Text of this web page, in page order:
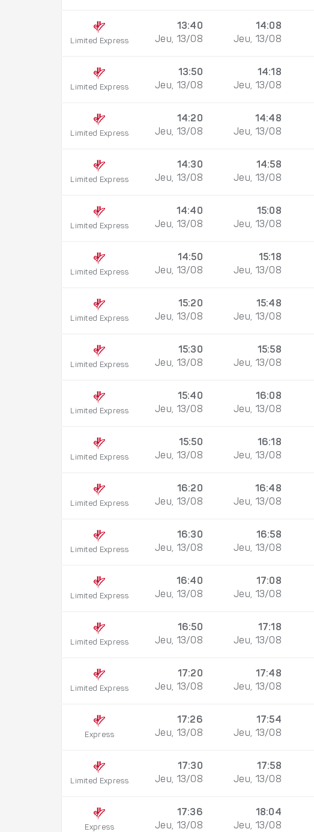
Limited Express
13:40
Jeu, 13/08
14:08
Jeu, 13/08
Limited Express
13:50
Jeu, 13/08
14:18
Jeu, 13/08
Limited Express
14:20
Jeu, 13/08
14:48
Jeu, 13/08
Limited Express
14:30
Jeu, 13/08
14:58
Jeu, 13/08
Limited Express
14:40
Jeu, 13/08
15:08
Jeu, 13/08
Limited Express
14:50
Jeu, 13/08
15:18
Jeu, 13/08
Limited Express
15:20
Jeu, 13/08
15:48
Jeu, 13/08
Limited Express
15:30
Jeu, 13/08
15:58
Jeu, 13/08
Limited Express
15:40
Jeu, 13/08
16:08
Jeu, 13/08
Limited Express
15:50
Jeu, 13/08
16:18
Jeu, 13/08
Limited Express
16:20
Jeu, 13/08
16:48
Jeu, 13/08
Limited Express
16:30
Jeu, 13/08
16:58
Jeu, 13/08
Limited Express
16:40
Jeu, 13/08
17:08
Jeu, 13/08
Limited Express
16:50
Jeu, 13/08
17:18
Jeu, 13/08
Limited Express
17:20
Jeu, 13/08
17:48
Jeu, 13/08
Express
17:26
Jeu, 13/08
17:54
Jeu, 13/08
Limited Express
17:30
Jeu, 13/08
17:58
Jeu, 13/08
Express
17:36
Jeu, 13/08
18:04
Jeu, 13/08